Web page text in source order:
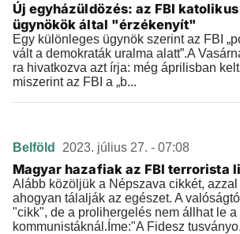
Új egyházüldözés: az FBI
ügynökök által "érzékenyít"
Egy különleges ügynök szerint az FBI
vált a demokraták uralma alatt”.A
ra hivatkozva azt írja: még áprilisban
miszerint az FBI a „b...
Belföld 2023. július 27. - 07:08
Magyar hazafiak az FBI terrorista
Alább közöljük a Népszava cikkét, azzal
ahogyan tálalják az egészet. A
"cikk", de a prolihergelés nem állhat le a
kommunistáknál.Íme:"A Fidesz